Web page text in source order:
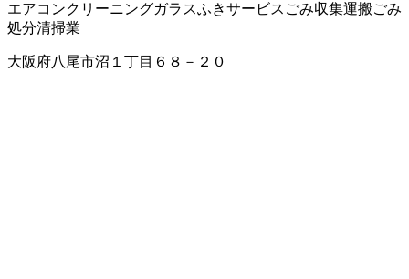
エアコンクリーニングガラスふきサービス ごみ収集運搬ごみ
処分清掃業
大阪府八尾市沼１丁目６８－２０